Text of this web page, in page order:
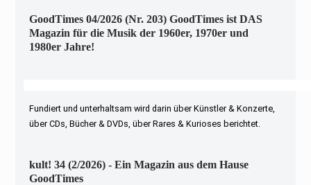
GoodTimes 04/2026 (Nr. 203) GoodTimes ist DAS
Magazin für die Musik der 1960er, 1970er und
1980er Jahre!
Fundiert und unterhaltsam wird darin über Künstler & Konzerte,
über CDs, Bücher & DVDs, über Rares & Kurioses berichtet.
kult! 34 (2/2026) - Ein Magazin aus dem Hause
GoodTimes